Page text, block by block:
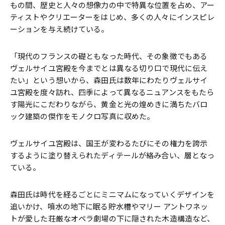
もの間、歴史と人々の想像力の中で特異な位置を占め、アー
ティストやクリエーターをはじめ、多くの人々にインスピレ
ーションを与え続けている。
「現代のフランスの礎ともなった時代、その象徴でもある
ヴェルサイユ宮殿を今までとは異なる切り口で現代に伝え
たい」という想いから、森田氏は数年にわたりヴェルサイ
ユ宮殿を度々訪れ、四季によって異なるニュアンスをもたら
す陽光にこだわりながら、黄金と光の煌めきに満ちたバロ
ック建築の傑作をモノクロ写真に収めた。
ヴェルサイユ宮殿は、国王が変わるたびにその権力を誇示
するように塗り替えられたディテールが絡み合い、層となっ
ている。
森田氏は時代を経るごとにミニマムになっていくデザインを
追いかけ、噴水の地下に眠る貯水槽やマリー アントワネッ
トが愛した荘厳なオペラ劇場の下に隠された木造構造など、